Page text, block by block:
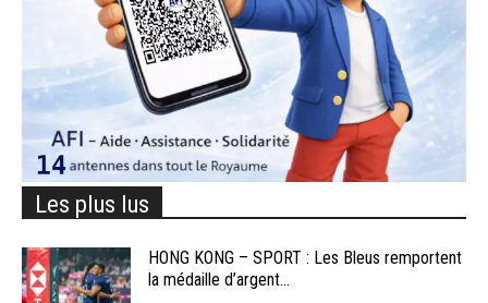
Les plus lus
HONG KONG – SPORT : Les Bleus remportent
la médaille d’argent...